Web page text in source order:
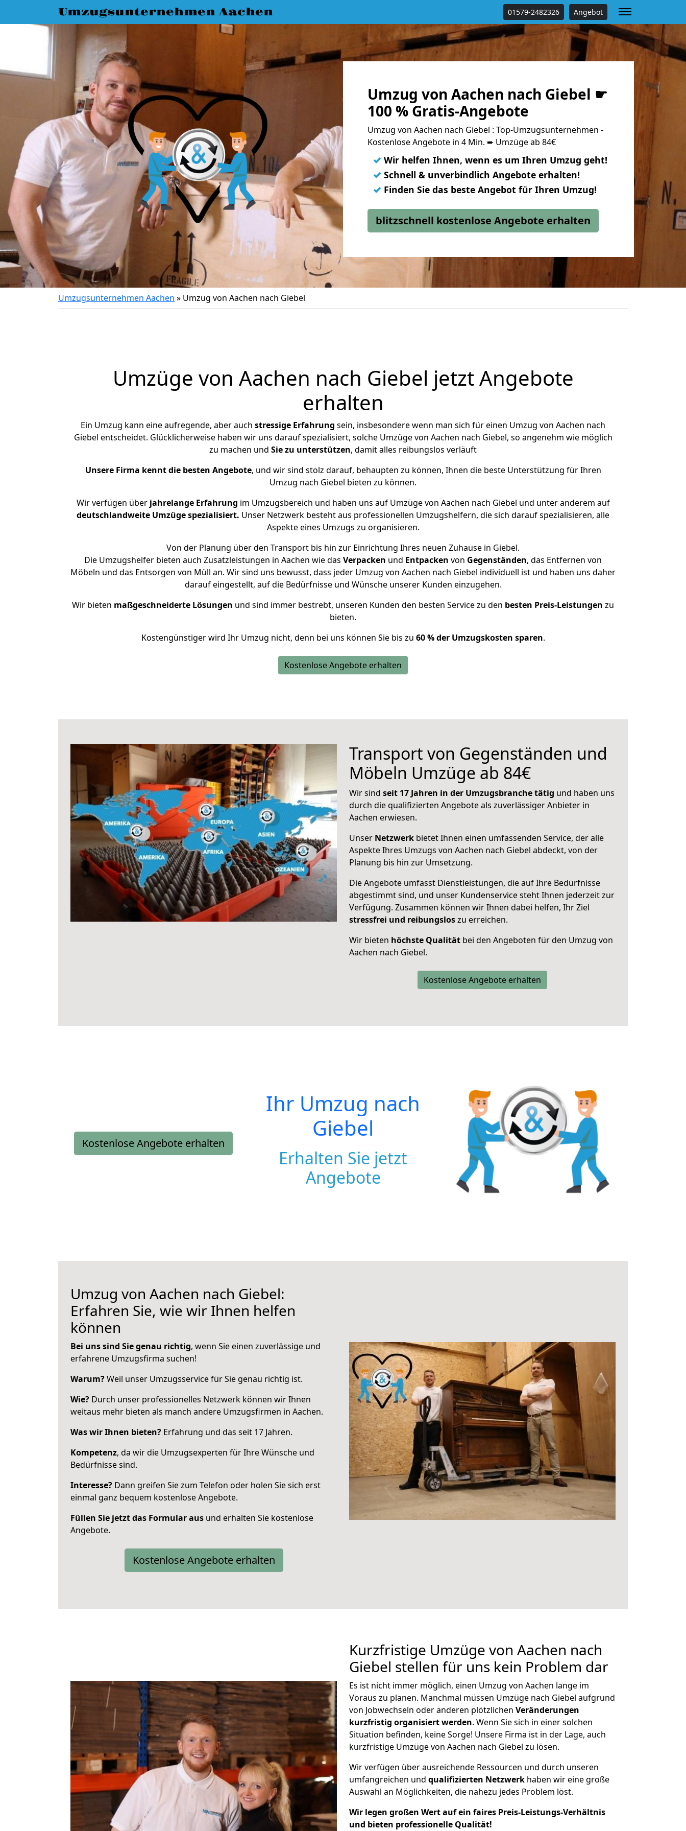
Umzugsunternehmen Aachen 01579-2482326 Angebot
Umzug von Aachen nach Giebel ☛
100 % Gratis-Angebote
Umzug von Aachen nach Giebel : Top-Umzugsunternehmen -
Kostenlose Angebote in 4 Min. ➨ Umzüge ab 84€
✓ Wir helfen Ihnen, wenn es um Ihren Umzug geht!
✓ Schnell & unverbindlich Angebote erhalten!
✓ Finden Sie das beste Angebot für Ihren Umzug!
blitzschnell kostenlose Angebote erhalten
Umzugsunternehmen Aachen » Umzug von Aachen nach Giebel
Umzüge von Aachen nach Giebel jetzt Angebote
erhalten
Ein Umzug kann eine aufregende, aber auch stressige Erfahrung sein, insbesondere wenn man sich für einen Umzug von Aachen nach
Giebel entscheidet. Glücklicherweise haben wir uns darauf spezialisiert, solche Umzüge von Aachen nach Giebel, so angenehm wie möglich
zu machen und Sie zu unterstützen, damit alles reibungslos verläuft
Unsere Firma kennt die besten Angebote, und wir sind stolz darauf, behaupten zu können, Ihnen die beste Unterstützung für Ihren
Umzug nach Giebel bieten zu können.
Wir verfügen überjahrelange Erfahrung im Umzugsbereich und haben uns auf Umzüge von Aachen nach Giebel und unter anderem auf
deutschlandweite Umzüge spezialisiert. Unser Netzwerk besteht aus professionellen Umzugshelfern, die sich darauf spezialisieren, alle
Aspekte eines Umzugs zu organisieren.
Von der Planung über den Transport bis hin zur Einrichtung Ihres neuen Zuhause in Giebel.
Die Umzugshelfer bieten auch Zusatzleistungen in Aachen wie das Verpacken und Entpacken von Gegenständen, das Entfernen von
Möbeln und das Entsorgen von Müll an. Wir sind uns bewusst, dass jeder Umzug von Aachen nach Giebel individuell ist und haben uns daher
darauf eingestellt, auf die Bedürfnisse und Wünsche unserer Kunden einzugehen.
Wir bieten maßgeschneiderte Lösungen und sind immer bestrebt, unseren Kunden den besten Service zu den besten Preis-Leistungen zu
bieten.
Kostengünstiger wird Ihr Umzug nicht, denn bei uns können Sie bis zu 60 % der Umzugskosten sparen.
Kostenlose Angebote erhalten
Transport von Gegenständen und
Möbeln Umzüge ab 84€
Wir sind seit 17 Jahren in der Umzugsbranche tätig und haben uns
durch die qualifizierten Angebote als zuverlässiger Anbieter in
Aachen erwiesen.
Unser Netzwerk bietet Ihnen einen umfassenden Service, der alle
Aspekte Ihres Umzugs von Aachen nach Giebel abdeckt, von der
Planung bis hin zur Umsetzung.
Die Angebote umfasst Dienstleistungen, die auf Ihre Bedürfnisse
abgestimmt sind, und unser Kundenservice steht Ihnen jederzeit zur
Verfügung. Zusammen können wir Ihnen dabei helfen, Ihr Ziel
stressfrei und reibungsloszu erreichen.
Wir bieten höchste Qualität bei den Angeboten für den Umzug von
Aachen nach Giebel.
Kostenlose Angebote erhalten
Kostenlose Angebote erhalten
Ihr Umzug nach
Giebel
Erhalten Sie jetzt
Angebote
Umzug von Aachen nach Giebel:
Erfahren Sie, wie wir Ihnen helfen
können
Bei uns sind Sie genau richtig, wenn Sie einen zuverlässige und
erfahrene Umzugsfirma suchen!
Warum?Weil unser Umzugsservice für Sie genau richtig ist.
Wie? Durch unser professionelles Netzwerk können wir Ihnen
weitaus mehr bieten als manch andere Umzugsfirmen in Aachen.
Was wir Ihnen bieten? Erfahrung und das seit 17 Jahren.
Kompetenz, da wir die Umzugsexperten für Ihre Wünsche und
Bedürfnisse sind.
Interesse? Dann greifen Sie zum Telefon oder holen Sie sich erst
einmal ganz bequem kostenlose Angebote.
Füllen Sie jetzt das Formular aus und erhalten Sie kostenlose
Angebote.
Kostenlose Angebote erhalten
Kurzfristige Umzüge von Aachen nach
Giebel stellen für uns kein Problem dar
Es ist nicht immer möglich, einen Umzug von Aachen lange im
Voraus zu planen. Manchmal müssen Umzüge nach Giebel aufgrund
von Jobwechseln oder anderen plötzlichen Veränderungen
kurzfristig organisiert werden. Wenn Sie sich in einer solchen
Situation befinden, keine Sorge! Unsere Firma ist in der Lage, auch
kurzfristige Umzüge von Aachen nach Giebel zu lösen.
Wir verfügen über ausreichende Ressourcen und durch unseren
umfangreichen und qualifizierten Netzwerk haben wir eine große
Auswahl an Möglichkeiten, die nahezu jedes Problem löst.
Wir legen großen Wert auf ein faires Preis-Leistungs-Verhältnis
und bieten professionelle Qualität!